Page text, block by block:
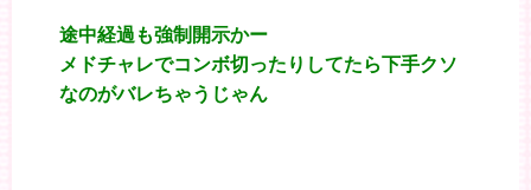
途中経過も強制開示かー
メドチャレでコンボ切ったりしてたら下手クソ
なのがバレちゃうじゃん